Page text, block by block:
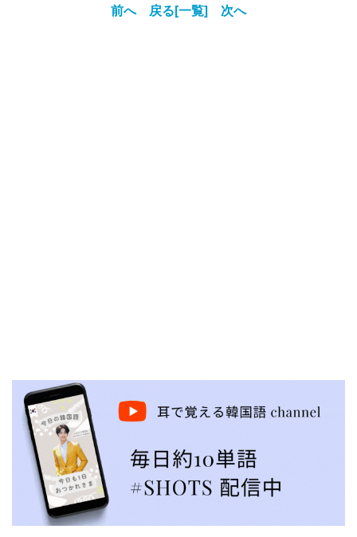
前へ 戻る[一覧] 次へ